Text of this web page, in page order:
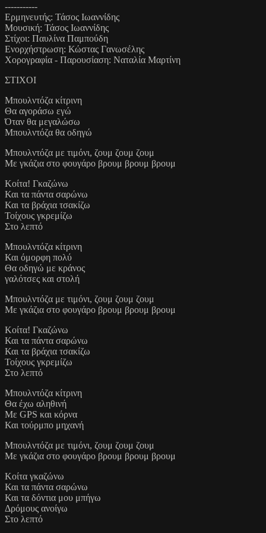
-----------
Ερμηνευτής: Τάσος Ιωαννίδης
Μουσική: Τάσος Ιωαννίδης
Στίχοι: Παυλίνα Παμπούδη
Ενορχήστρωση: Κώστας Γανωσέλης
Χορογραφία - Παρουσίαση: Ναταλία Μαρτίνη
ΣΤΙΧΟΙ
Μπουλντόζα κίτρινη
Θα αγοράσω εγώ
Όταν θα μεγαλώσω
Μπουλντόζα θα οδηγώ
Μπουλντόζα με τιμόνι, ζουμ ζουμ ζουμ
Με γκάζια στο φουγάρο βρουμ βρουμ βρουμ
Κοίτα! Γκαζώνω
Και τα πάντα σαρώνω
Και τα βράχια τσακίζω
Τοίχους γκρεμίζω
Στο λεπτό
Μπουλντόζα κίτρινη
Και όμορφη πολύ
Θα οδηγώ με κράνος
γαλότσες και στολή
Μπουλντόζα με τιμόνι, ζουμ ζουμ ζουμ
Με γκάζια στο φουγάρο βρουμ βρουμ βρουμ
Κοίτα! Γκαζώνω
Και τα πάντα σαρώνω
Και τα βράχια τσακίζω
Τοίχους γκρεμίζω
Στο λεπτό
Μπουλντόζα κίτρινη
Θα έχω αληθινή
Με GPS και κόρνα
Και τούρμπο μηχανή
Μπουλντόζα με τιμόνι, ζουμ ζουμ ζουμ
Με γκάζια στο φουγάρο βρουμ βρουμ βρουμ
Κοίτα γκαζώνω
Και τα πάντα σαρώνω
Και τα δόντια μου μπήγω
Δρόμους ανοίγω
Στο λεπτό